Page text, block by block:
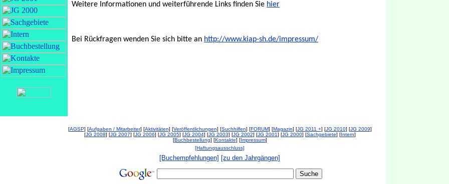
Weitere Informationen und weiterführende Links finden Sie hier
Bei Rückfragen wenden Sie sich bitte an http://www.kiap-sh.de/impressum/
[AGSP] [Aufgaben / Mitarbeiter] [Aktivitäten] [Veröffentlichungen] [Suchhilfen] [FORUM] [Magazin] [JG 2011 +] [JG 2010] [JG 2009]
[JG 2008] [JG 2007] [JG 2006] [JG 2005] [JG 2004] [JG 2003] [JG 2002] [JG 2001] [JG 2000] [Sachgebiete] [Intern]
[Buchbestellung] [Kontakte] [Impressum]
[Haftungsausschluss]
[Buchempfehlungen] [zu den Jahrgängen]